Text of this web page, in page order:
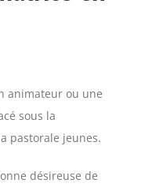
animateur ou une
sous la
pastorale jeunes.
désireuse de